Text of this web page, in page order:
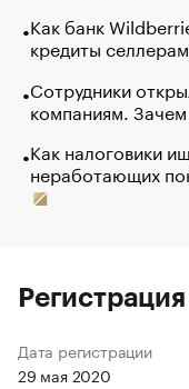
Как банк
кредиты
Сотрудники
компаниям.
Как налоговики
неработающих
Дата регистрации
29 мая 2020